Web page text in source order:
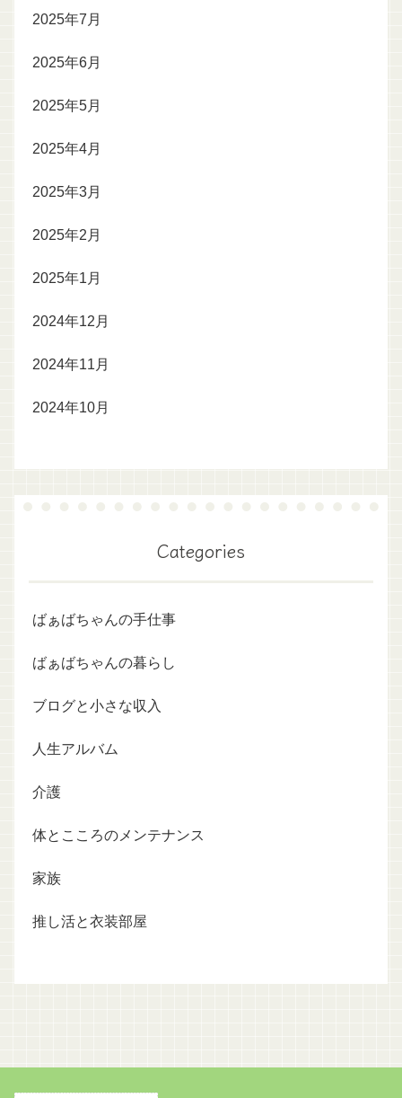
2025年7月
2025年6月
2025年5月
2025年4月
2025年3月
2025年2月
2025年1月
2024年12月
2024年11月
2024年10月
Categories
ばぁばちゃんの手仕事
ばぁばちゃんの暮らし
ブログと小さな収入
人生アルバム
介護
体とこころのメンテナンス
家族
推し活と衣装部屋